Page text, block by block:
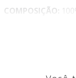
COMPOSIÇÃO: